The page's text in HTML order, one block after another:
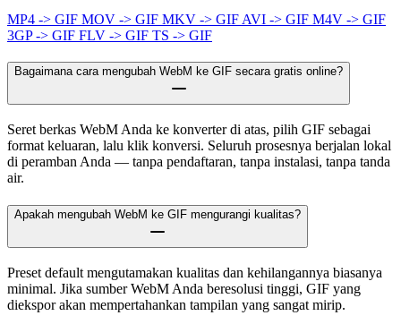
MP4 -> GIF MOV -> GIF MKV -> GIF AVI -> GIF M4V -> GIF
3GP -> GIF FLV -> GIF TS -> GIF
Bagaimana cara mengubah WebM ke GIF secara gratis online?
Seret berkas WebM Anda ke konverter di atas, pilih GIF sebagai
format keluaran, lalu klik konversi. Seluruh prosesnya berjalan lokal
di peramban Anda — tanpa pendaftaran, tanpa instalasi, tanpa tanda
air.
Apakah mengubah WebM ke GIF mengurangi kualitas?
Preset default mengutamakan kualitas dan kehilangannya biasanya
minimal. Jika sumber WebM Anda beresolusi tinggi, GIF yang
diekspor akan mempertahankan tampilan yang sangat mirip.